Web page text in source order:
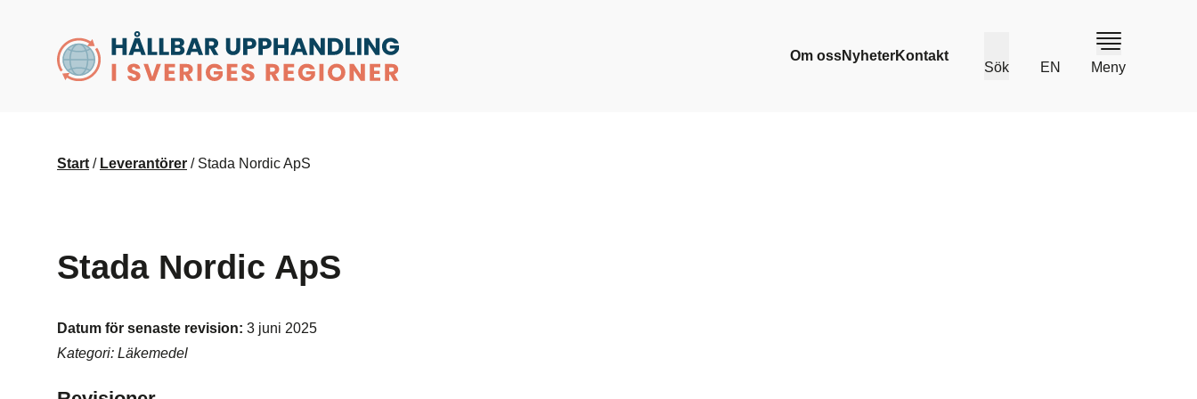
husr.se
Om ossNyheterKontakt
Sök EN Meny
Start / Leverantörer / Stada Nordic ApS
Stada Nordic ApS
Datum för senaste revision: 3 juni 2025
Kategori: Läkemedel